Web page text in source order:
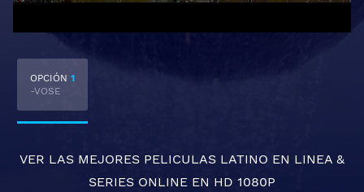
OPCIÓN 1
-VOSE
VER LAS MEJORES PELICULAS LATINO EN LINEA &
SERIES ONLINE EN HD 1080P